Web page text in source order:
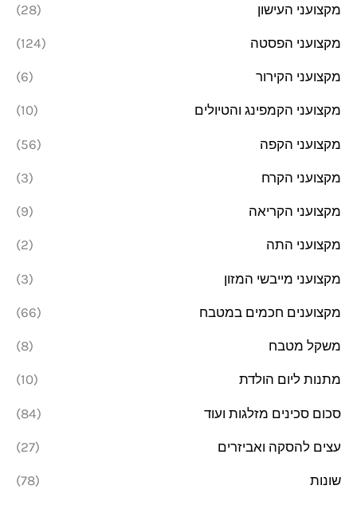
מקצועני העישון (28)
מקצועני הפסטה (124)
מקצועני הקירור (6)
מקצועני הקמפינג והטיולים (10)
מקצועני הקפה (56)
מקצועני הקרח (3)
מקצועני הקריאה (9)
מקצועני התה (2)
מקצועני מייבשי המזון (3)
מקצוענים חכמים במטבח (66)
משקל מטבח (8)
מתנות ליום הולדת (10)
סכום סכינים מזלגות ועוד (84)
עצים להסקה ואביזרים (27)
שונות (78)